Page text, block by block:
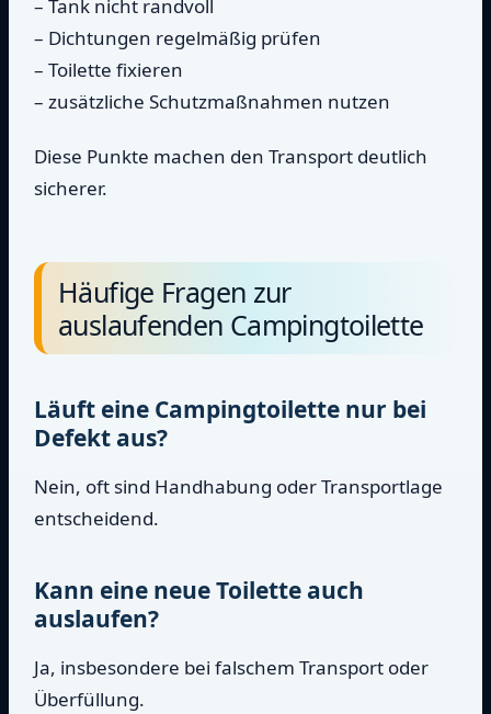
– Tank nicht randvoll
– Dichtungen regelmäßig prüfen
– Toilette fixieren
– zusätzliche Schutzmaßnahmen nutzen
Diese Punkte machen den Transport deutlich
sicherer.
Häufige Fragen zur
auslaufenden Campingtoilette
Läuft eine Campingtoilette nur bei
Defekt aus?
Nein, oft sind Handhabung oder Transportlage
entscheidend.
Kann eine neue Toilette auch
auslaufen?
Ja, insbesondere bei falschem Transport oder
Überfüllung.